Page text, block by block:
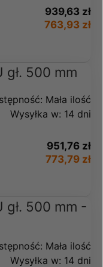
939,63 zł
763,93 zł
500 mm
Mała ilość
Wysyłka w: 14 dni
951,76 zł
773,79 zł
500 mm -
Mała ilość
Wysyłka w: 14 dni